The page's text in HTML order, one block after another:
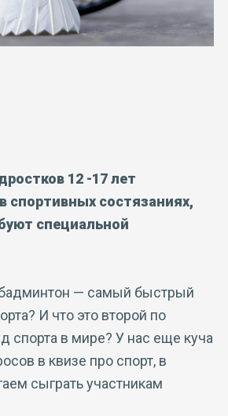
12 -17 лет
спортивных состязаниях,
специальной
бадминтон — самый быстрый
И что это второй по
спорта в мире? У нас еще куча
в квизе про спорт, в
сыграть участникам